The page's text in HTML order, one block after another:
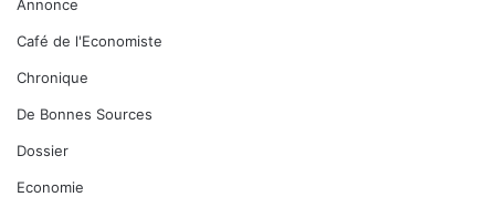
Annonce
Café de l'Economiste
Chronique
De Bonnes Sources
Dossier
Economie